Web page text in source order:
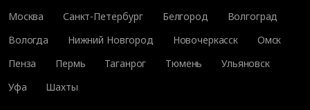
Москва
Санкт-Петербург Белгород
Волгоград
Вологда
Нижний Новгород Новочеркасск
Омск
Пенза
Пермь Таганрог Тюмень
Ульяновск
Уфа
Шахты